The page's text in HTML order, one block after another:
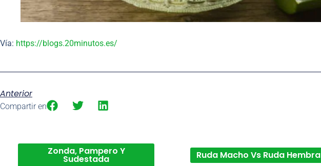
Vía: https://blogs.20minutos.es/
Anterior
Compartir en
Zonda, Pampero Y
Sudestada Ruda Macho Vs Ruda Hembra